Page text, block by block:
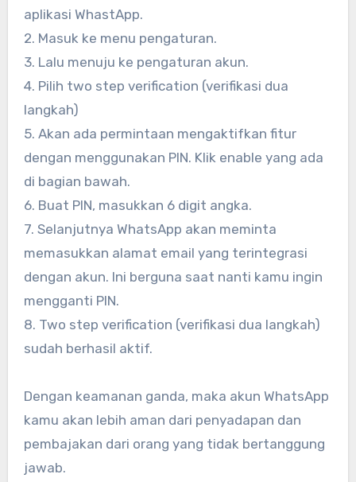
aplikasi WhastApp.
2. Masuk ke menu pengaturan.
3. Lalu menuju ke pengaturan akun.
4. Pilih two step verification (verifikasi dua
langkah)
5. Akan ada permintaan mengaktifkan fitur
dengan menggunakan PIN. Klik enable yang ada
di bagian bawah.
6. Buat PIN, masukkan 6 digit angka.
7. Selanjutnya WhatsApp akan meminta
memasukkan alamat email yang terintegrasi
dengan akun. Ini berguna saat nanti kamu ingin
mengganti PIN.
8. Two step verification (verifikasi dua langkah)
sudah berhasil aktif.
Dengan keamanan ganda, maka akun WhatsApp
kamu akan lebih aman dari penyadapan dan
pembajakan dari orang yang tidak bertanggung
jawab.